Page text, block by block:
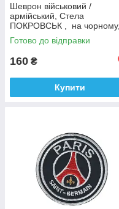
Шеврон військовий /
армійський, Стела
ПОКРОВСЬК , на чорному,
ЗСУ, 9 см *6,5 см
Готово до відправки
160 ₴
Купити